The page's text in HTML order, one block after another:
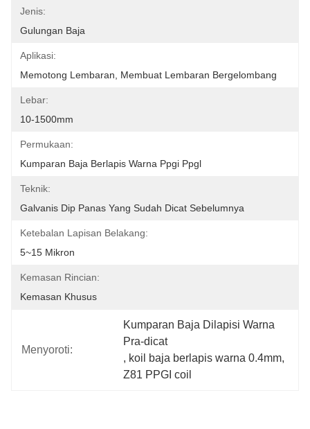
Jenis:
Gulungan Baja
Aplikasi:
Memotong Lembaran, Membuat Lembaran Bergelombang
Lebar:
10-1500mm
Permukaan:
Kumparan Baja Berlapis Warna Ppgi Ppgl
Teknik:
Galvanis Dip Panas Yang Sudah Dicat Sebelumnya
Ketebalan Lapisan Belakang:
5~15 Mikron
Kemasan Rincian:
Kemasan Khusus
Menyoroti:
Kumparan Baja Dilapisi Warna
Pra-dicat
, koil baja berlapis warna 0.4mm
Z81 PPGI coil